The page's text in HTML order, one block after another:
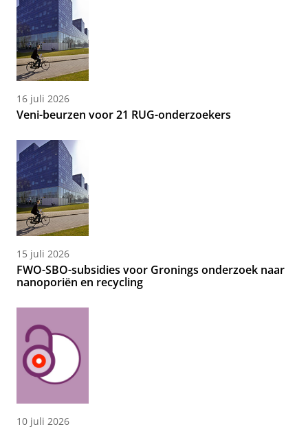
16 juli 2026
Veni-beurzen voor 21 RUG-onderzoekers
15 juli 2026
FWO-SBO-subsidies voor Gronings onderzoek naar
nanoporiën en recycling
10 juli 2026